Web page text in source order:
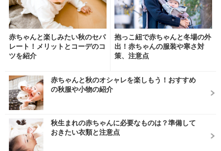
赤ちゃんと楽しみたい秋のセパ
レート！メリットとコーデのコ
ツを紹介
抱っこ紐で赤ちゃんと冬場の外
出！赤ちゃんの服装や寒さ対
策、注意点
赤ちゃんと秋のオシャレを楽しもう！おすすめ
の秋服や小物の紹介
秋生まれの赤ちゃんに必要なものは？準備して
おきたい衣類と注意点